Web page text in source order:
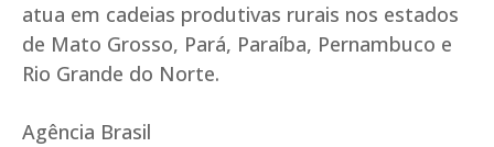
atua em cadeias produtivas rurais nos estados
de Mato Grosso, Pará, Paraíba, Pernambuco e
Rio Grande do Norte.
Agência Brasil